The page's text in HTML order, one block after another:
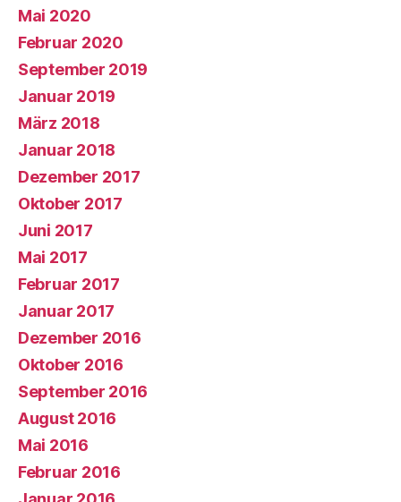
Mai 2020
Februar 2020
September 2019
Januar 2019
März 2018
Januar 2018
Dezember 2017
Oktober 2017
Juni 2017
Mai 2017
Februar 2017
Januar 2017
Dezember 2016
Oktober 2016
September 2016
August 2016
Mai 2016
Februar 2016